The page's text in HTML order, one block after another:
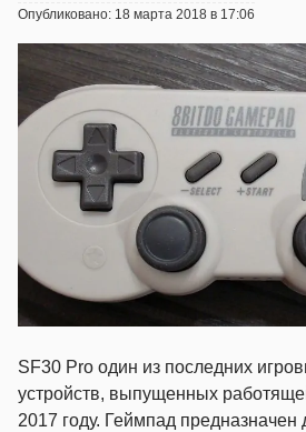
Опубликовано: 18 марта 2018 в 17:06
SF30 Pro один из последних
устройств, выпущенных
2017 году. Геймпад